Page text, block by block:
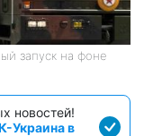
запуск на фоне
новостей!
Украина в